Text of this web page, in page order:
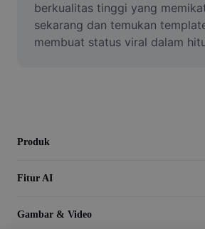
Editor Video
Pangkas Video
berkualitas tinggi yang
sekarang dan temukan
membuat status viral dalam
Produk
Fitur AI
Gambar & Video